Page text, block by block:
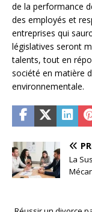
de la performance
des employés et
entreprises qui
législatives seront
talents, tout en
société en matière
environnementale.
La